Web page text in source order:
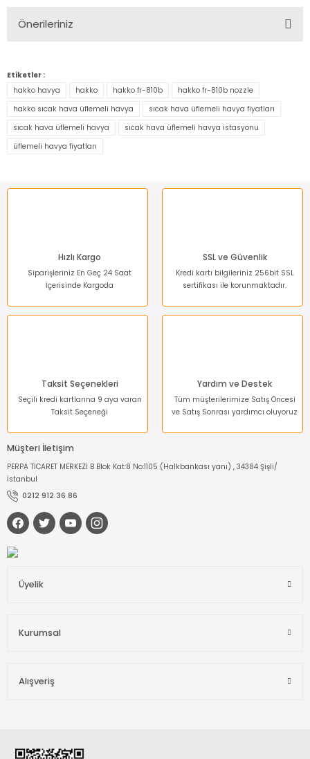
Önerileriniz
konularda yetersiz gördüğünüz noktaları öneri formunu
kullanarak tarafımıza iletebilirsiniz.
Görüş ve önerileriniz için teşekkür ederiz.
Ürün resmi kalitesiz, bozuk veya görüntülenemiyor.
Ürün açıklamasında eksik bilgiler bulunuyor.
Ürün fiyatı diğer sitelerden daha pahalı.
Gönder
Etiketler :
hakko havya
hakko hakko fr-810b
hakko fr-810b nozzle
hakko sıcak hava üflemeli havya
sıcak hava üflemeli havya fiyatları
sıcak hava üflemeli havya
sıcak hava üflemeli havya istasyonu
üflemeli havya fiyatları
Hızlı Kargo
Siparişleriniz En Geç 24 Saat
İçerisinde Kargoda
SSL ve Güvenlik
Kredi kartı bilgileriniz 256bit SSL
sertifikası ile korunmaktadır.
Taksit Seçenekleri
Seçili kredi kartlarına 9 aya varan
Taksit Seçeneği
Yardım ve Destek
Tüm müşterilerimize Satış Öncesi
ve Satış Sonrası yardımcı oluyoruz
Müşteri İletişim
PERPA TİCARET MERKEZİ B Blok Kat:8 No:1105 (Halkbankası yanı) , 34384 Şişli/
İstanbul
0212 912 36 86
Üyelik
Kurumsal
Alışveriş